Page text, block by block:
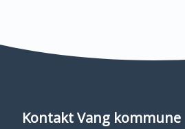
Kontakt Vang kommune